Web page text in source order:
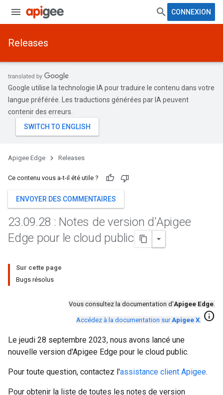
CONNEXION
Releases
Google utilise la technologie IA pour traduire le contenu dans votre
langue préférée. Les traductions générées par IA peuvent
contenir des erreurs.
Apigee Edge Releases
Ce contenu vous a-t-il été utile ?
ENVOYER DES COMMENTAIRES
23.09.28 : Notes de version d'Apigee
Edge pour le cloud public
Sur cette page
Bugs résolus
Vous consultez la documentation d'Apigee Edge.
Accédez à la documentation surApigee X. info
Le jeudi 28 septembre 2023, nous avons lancé une
nouvelle version d'Apigee Edge pour le cloud public.
Pour toute question, contactez l'assistance client Apigee.
Pour obtenir la liste de toutes les notes de version